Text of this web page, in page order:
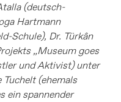
(deutsch-
Hartmann
Schule), Dr. Türkân
„Museum goes
und Aktivist) unter
(ehemals
ein spannender